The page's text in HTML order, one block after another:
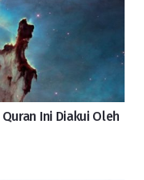
Ini Diakui Oleh